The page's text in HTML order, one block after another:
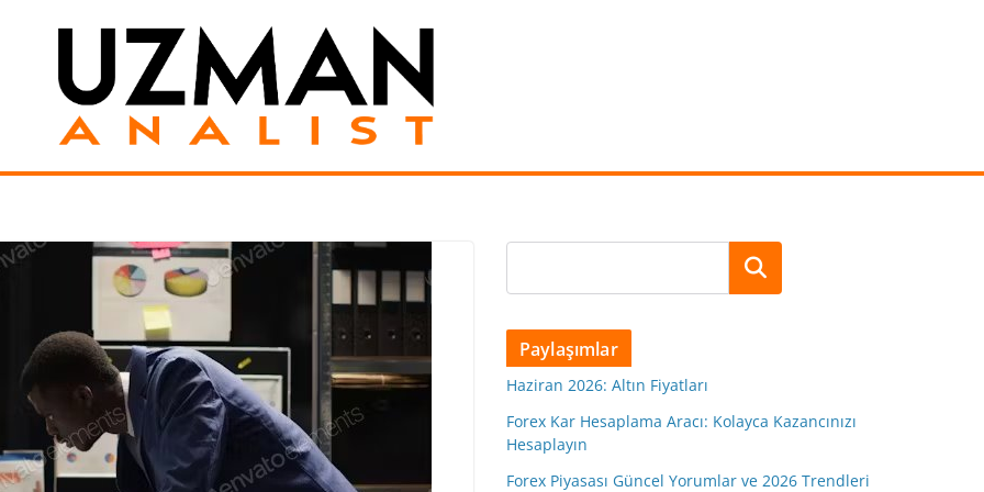
Ara
Paylaşımlar
Haziran 2026: Altın Fiyatları
Forex Kar Hesaplama Aracı: Kolayca Kazancınızı
Hesaplayın
Forex Piyasası Güncel Yorumlar ve 2026 Trendleri